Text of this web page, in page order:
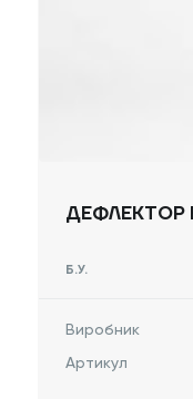
ДЕФЛЕКТОР
Б.У.
Виробник
Артикул